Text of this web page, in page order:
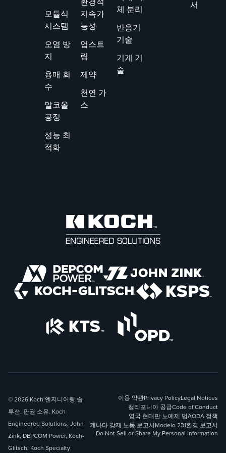
이끄는 철
저하고 집
중적인 프
로그램입니
다.
모듈식
시스템
오염 방
지
용매 회
수
알코올
공정
성능 최
적화
지속가
능성
업스트
림
제약
천연 가
스
체 분리
반응기
기술
기계 기
술
서
© 2026 Koch 엔지니어링 솔
루션. 판권 소유. Koch
Engineered Solutions, John
Zink, DEPCOM Power, Koch-
Glitsch, Koch Specialty
이용 약관Privacy PolicyLegal Notices
캘리포니아 공급Code of Conduct
영국 현대판 노예제 법AODA 정책
캐나다 강제 노동 보고서Modelo 231환경 보고서
Do Not Sell or Share My Personal Information